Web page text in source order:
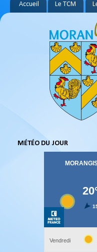
Accueil Le TCM
MÉTÉO DU JOUR